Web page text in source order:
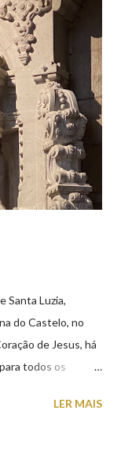
(2019.10.25)
Feira Semanal
em Viana do
do Castelo
Santa Luzia,
do Castelo, no
de Jesus, há
todos os
no cimo do monte
LER MAIS